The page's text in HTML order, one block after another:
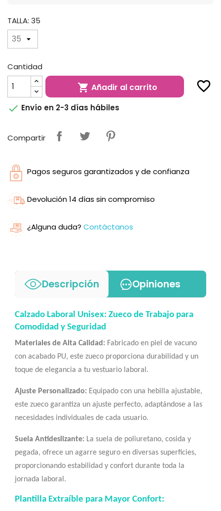
TALLA: 35
Cantidad
 Añadir al carrito favorite_border
 Envío en 2-3 días hábiles
Compartir
Pagos seguros garantizados y de confianza
Devolución 14 días sin compromiso
¿Alguna duda? Contáctanos
Descripción Opiniones
Calzado Laboral Unisex: Zueco de Trabajo para
Comodidad y Seguridad
Materiales de Alta Calidad: Fabricado en piel de vacuno
con acabado PU, este zueco proporciona durabilidad y un
toque de elegancia a tu vestuario laboral.
Ajuste Personalizado: Equipado con una hebilla ajustable,
este zueco garantiza un ajuste perfecto, adaptándose a las
necesidades individuales de cada usuario.
Suela Antideslizante: La suela de poliuretano, cosida y
pegada, ofrece un agarre seguro en diversas superficies,
proporcionando estabilidad y confort durante toda la
jornada laboral.
Plantilla Extraíble para Mayor Confort: